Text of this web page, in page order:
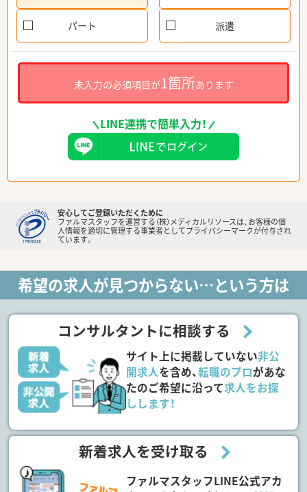
パート 派遣
未入力の必須項目が1箇所あります
LINE連携で簡単入力！
安心してご登録いただくために
ファルマスタッフを運営する（株）メディカルリソースは、お客様の個
人情報を適切に管理する事業者としてプライバシーマークが付与され
ています。
希望の求人が見つからない…という方は
コンサルタントに相談する
サイト上に掲載していない非公
開求人を含め、転職のプロがあな
たのご希望に沿って求人をお探
しします！
新着求人を受け取る
ファルマスタッフLINE公式アカ